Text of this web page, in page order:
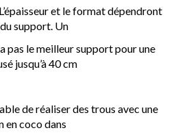
et le format dépendront
support. Un
pas le meilleur support pour une
jusqu’à 40 cm
de réaliser des trous avec une
en coco dans